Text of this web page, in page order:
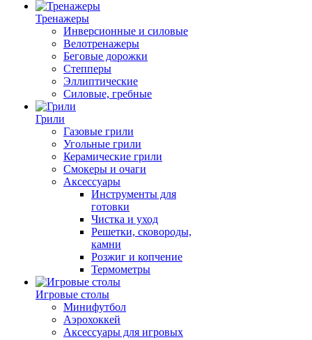
Тренажеры
Инверсионные и силовые
Велотренажеры
Беговые дорожки
Степперы
Эллиптические
Силовые, гребные
Грили
Газовые грили
Угольные грили
Керамические грили
Смокеры и очаги
Аксессуары
Инструменты для
готовки
Чистка и уход
Решетки, сковороды,
камни
Розжиг и копчение
Термометры
Игровые столы
Минифутбол
Аэрохоккей
Аксессуары для игровых